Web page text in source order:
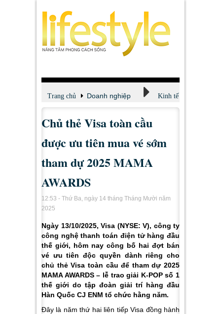
Trang chủ Doanh nghiệp Kinh tế
Chủ thẻ Visa toàn cầu
được ưu tiên mua vé sớm
tham dự 2025 MAMA
AWARDS
12:53 - Thứ Ba, ngày 14 tháng Tháng Mười năm
2025
Ngày 13/10/2025, Visa (NYSE: V), công ty
công nghệ thanh toán điện tử hàng đầu
thế giới, hôm nay công bố hai đợt bán
vé ưu tiên độc quyền dành riêng cho
chủ thẻ Visa toàn cầu để tham dự 2025
MAMA AWARDS – lễ trao giải K-POP số 1
thế giới do tập đoàn giải trí hàng đầu
Hàn Quốc CJ ENM tổ chức hằng năm.
Đây là năm thứ hai liên tiếp Visa đồng hành